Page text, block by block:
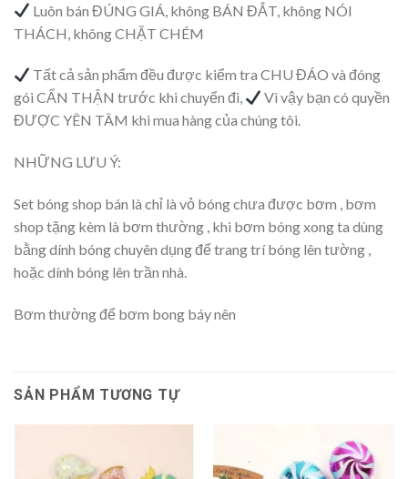
Luôn bán ĐÚNG GIÁ, không BÁN ĐẮT, không NÓI
THÁCH, không CHẶT CHÉM
Tất cả sản phẩm đều được kiểm tra CHU ĐÁO và đóng
gói CẨN THẬN trước khi chuyển đi,
Vì vậy bạn có quyền
ĐƯỢC YÊN TÂM khi mua hàng của chúng tôi.
NHỮNG LƯU Ý:
Set bóng shop bán là chỉ là vỏ bóng chưa được bơm , bơm
shop tặng kèm là bơm thường , khi bơm bóng xong ta dùng
bằng dính bóng chuyên dụng để trang trí bóng lên tường ,
hoặc dính bóng lên trần nhà.
Bơm thường để bơm bong báy nên
SẢN PHẨM TƯƠNG TỰ